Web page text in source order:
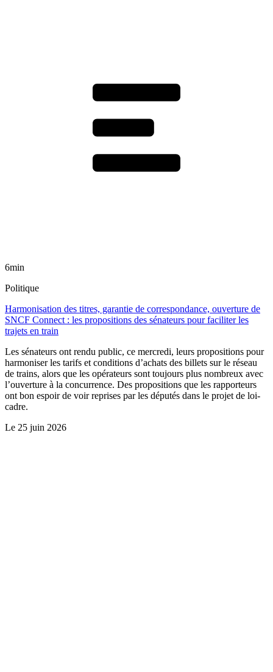
6min
Politique
Harmonisation des titres, garantie de correspondance, ouverture de
SNCF Connect : les propositions des sénateurs pour faciliter les
trajets en train
Les sénateurs ont rendu public, ce mercredi, leurs propositions pour
harmoniser les tarifs et conditions d’achats des billets sur le réseau
de trains, alors que les opérateurs sont toujours plus nombreux avec
l’ouverture à la concurrence. Des propositions que les rapporteurs
ont bon espoir de voir reprises par les députés dans le projet de loi-
cadre.
Le 25 juin 2026